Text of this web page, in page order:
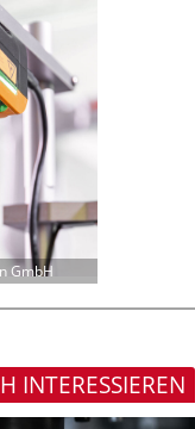
GmbH
INTERESSIEREN